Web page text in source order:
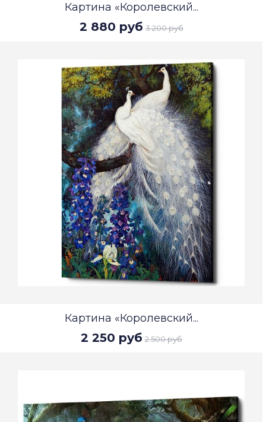
Картина «Королевский...
2 880 руб 3 200 руб
Картина «Королевский...
2 250 руб 2 500 руб